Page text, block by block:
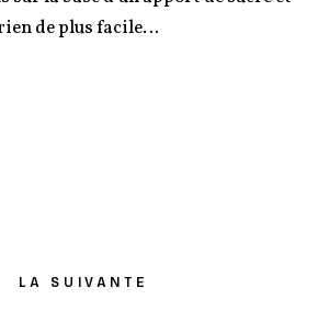
de plus facile…
LA SUIVANTE